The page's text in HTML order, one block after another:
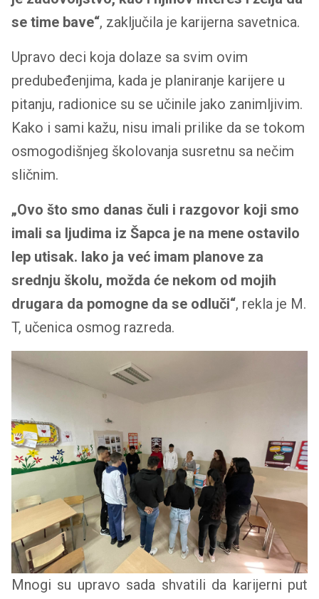
se time bave“, zaključila je karijerna savetnica.
Upravo deci koja dolaze sa svim ovim
predubeđenjima, kada je planiranje karijere u
pitanju, radionice su se učinile jako zanimljivim.
Kako i sami kažu, nisu imali prilike da se tokom
osmogodišnjeg školovanja susretnu sa nečim
sličnim.
„Ovo što smo danas čuli i razgovor koji smo
imali sa ljudima iz Šapca je na mene ostavilo
lep utisak. Iako ja već imam planove za
srednju školu, možda će nekom od mojih
drugara da pomogne da se odluči“, rekla je M.
T, učenica osmog razreda.
Mnogi su upravo sada shvatili da karijerni put